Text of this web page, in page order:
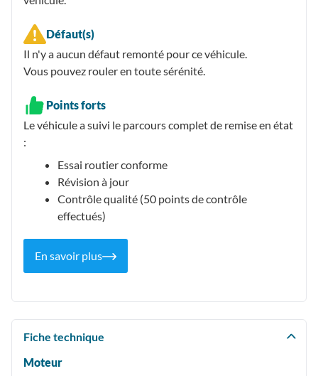
Défaut(s)
Il n'y a aucun défaut remonté pour ce véhicule.
Vous pouvez rouler en toute sérénité.
Points forts
Le véhicule a suivi le parcours complet de remise en état
:
Essai routier conforme
Révision à jour
Contrôle qualité (50 points de contrôle
effectués)
En savoir plus
Fiche technique
Moteur